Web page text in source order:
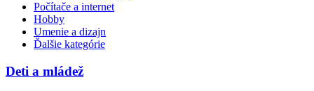
Počítače a internet
Hobby
Umenie a dizajn
Ďalšie kategórie
Deti a mládež